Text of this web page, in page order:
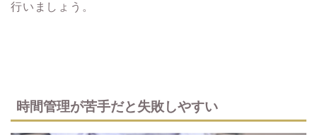
行いましょう。
時間管理が苦手だと失敗しやすい